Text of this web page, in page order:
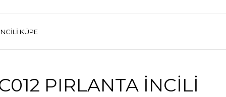
KÜPE
PIRLANTA İNCİLİ